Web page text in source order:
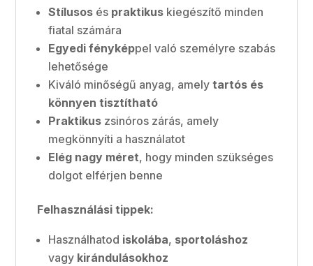
Stílusos és praktikus kiegészítő minden
fiatal számára
Egyedi fényképpel való személyre szabás
lehetősége
Kiváló minőségű anyag, amelytartós és
könnyen tisztítható
Praktikus zsinóros zárás, amely
megkönnyíti a használatot
Elég nagy méret, hogy minden szükséges
dolgot elférjen benne
Felhasználási tippek:
Használhatod iskolába, sportoláshoz
vagy kirándulásokhoz